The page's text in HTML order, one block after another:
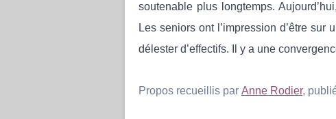
soutenable plus longtemps.
Les seniors ont l’impression d’être
délester d’effectifs. Il y a une
Propos recueillis par Anne Rodier,